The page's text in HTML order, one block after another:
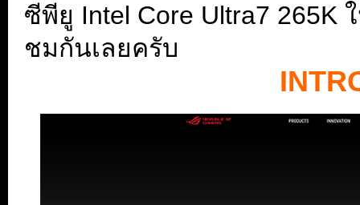
ซีพียู Intel Core Ultra7 265K
ชมกันเลยครับ